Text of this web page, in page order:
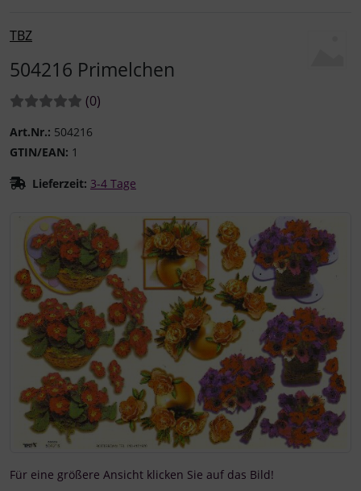
TBZ
504216 Primelchen
Bewertungen:
(0Bewertungen
)
Art.Nr.: 504216
GTIN/EAN: 1
Lieferzeit: 3-4 Tage
Wenn mehr als ein Produktbild existiert, können Sie die
Für eine größere Ansicht klicken Sie auf das Bild!